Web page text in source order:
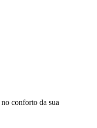
conforto da sua